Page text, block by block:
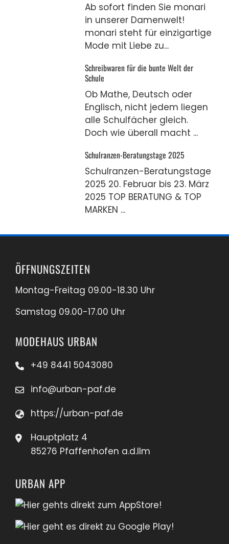
Ab sofort finden Sie monari
in unserer Damenwelt!
monari steht für einzigartige
Mode mit Liebe zu...
Schreibwaren für die bunte Welt der
Schule
Ob Mathe, Deutsch oder
Englisch, nicht jedem liegen
alle Schulfächer gleich.
Doch wie überall macht ...
Schulranzen-Beratungstage 2025
Schulranzen-Beratungstage
2025 20. Februar bis 23. März
2025 TOP BERATUNG & TOP
MARKEN ...
ÖFFNUNGSZEITEN
Montag-Freitag 09.00-18.30 Uhr
Samstag 09.00-17.00 Uhr
MODEHAUS URBAN
+49 8441 5043080
info@urban-paf.de
https://urban-paf.de
Hauptplatz 4
85276 Pfaffenhofen a.d.Ilm
URBAN APP